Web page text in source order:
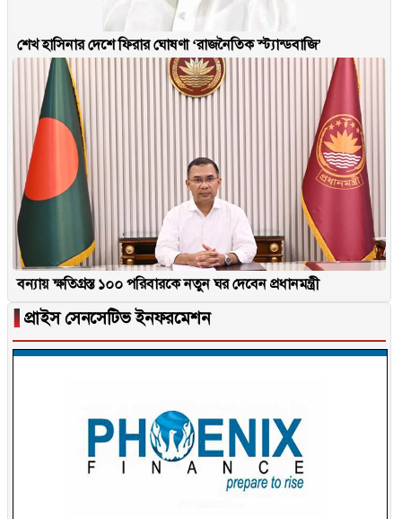
শেখ হাসিনার দেশে ফিরার ঘোষণা ‘রাজনৈতিক স্ট্যান্ডবাজি’
বন্যায় ক্ষতিগ্রস্ত ১০০ পরিবারকে নতুন ঘর দেবেন প্রধানমন্ত্রী
▐ প্রাইস সেনসেটিভ ইনফরমেশন